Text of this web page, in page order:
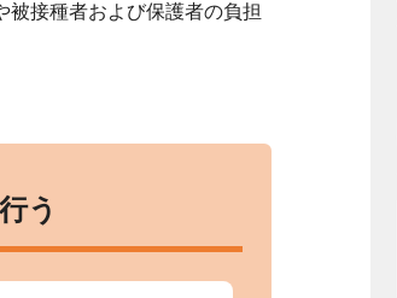
被接種者および保護者の負担
う